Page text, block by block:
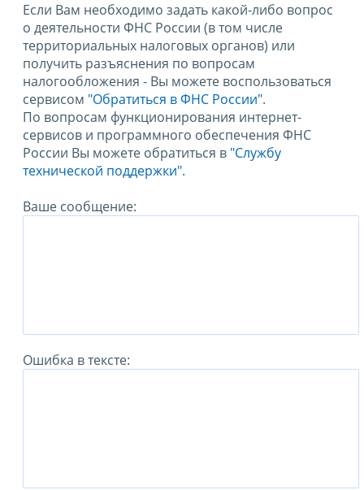
Если Вам необходимо задать какой-либо вопрос
о деятельности ФНС России (в том числе
территориальных налоговых органов) или
получить разъяснения по вопросам
налогообложения - Вы можете воспользоваться
сервисом "Обратиться в ФНС России".
По вопросам функционирования интернет-
сервисов и программного обеспечения ФНС
России Вы можете обратиться в "Службу
технической поддержки".
Ваше сообщение:
Ошибка в тексте: